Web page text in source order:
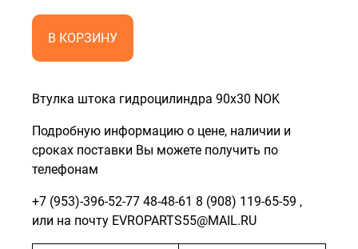
В КОРЗИНУ
Втулка штока гидроцилиндра 90х30 NOK
Подробную информацию о цене, наличии и
сроках поставки Вы можете получить по
телефонам
+7 (953)-396-52-77 48-48-61 8 (908) 119-65-59 ,
или на почту EVROPARTS55@MAIL.RU